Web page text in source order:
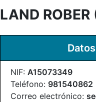
LAND
NIF: A15073349
Teléfono: 981540862
Correo electrónico: